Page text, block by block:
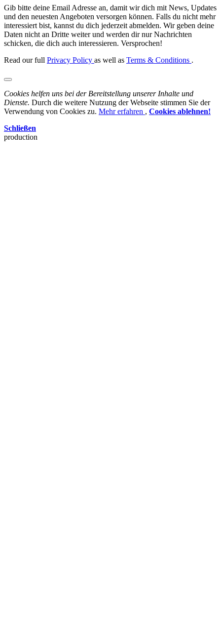
Gib bitte deine Email Adresse an, damit wir dich mit News, Updates
und den neuesten Angeboten versorgen können. Falls du nicht mehr
interessiert bist, kannst du dich jederzeit abmelden. Wir geben deine
Daten nicht an Dritte weiter und werden dir nur Nachrichten
schicken, die dich auch interessieren. Versprochen!
Read our full Privacy Policy as well as Terms & Conditions .
Cookies helfen uns bei der Bereitstellung unserer Inhalte und
Dienste. Durch die weitere Nutzung der Webseite stimmen Sie der
Verwendung von Cookies zu. Mehr erfahren , Cookies ablehnen!
Schließen
production